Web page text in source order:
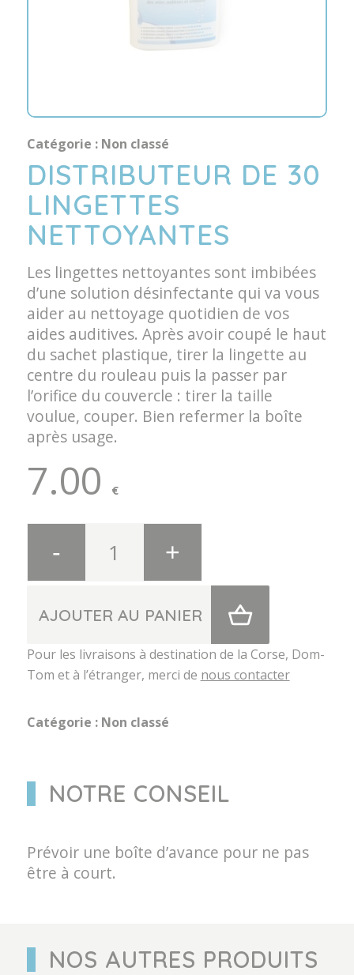
Catégorie : Non classé
DISTRIBUTEUR DE 30
LINGETTES
NETTOYANTES
Les lingettes nettoyantes sont imbibées
d’une solution désinfectante qui va vous
aider au nettoyage quotidien de vos
aides auditives. Après avoir coupé le haut
du sachet plastique, tirer la lingette au
centre du rouleau puis la passer par
l’orifice du couvercle : tirer la taille
voulue, couper. Bien refermer la boîte
après usage.
7.00 €
AJOUTER AU PANIER
Pour les livraisons à destination de la Corse, Dom-
Tom et à l’étranger, merci de nous contacter
Catégorie : Non classé
NOTRE CONSEIL
Prévoir une boîte d’avance pour ne pas
être à court.
NOS AUTRES PRODUITS